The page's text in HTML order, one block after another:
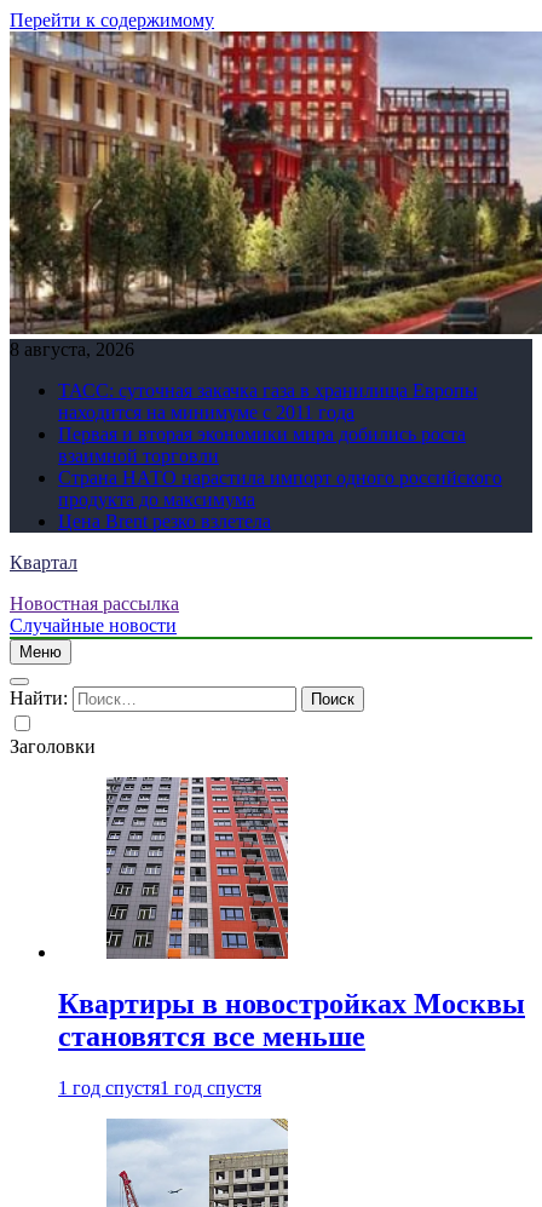
Перейти к содержимому
8 августа, 2026
ТАСС: суточная закачка газа в хранилища Европы
находится на минимуме с 2011 года
Первая и вторая экономики мира добились роста
взаимной торговли
Страна НАТО нарастила импорт одного российского
продукта до максимума
Цена Brent резко взлетела
Квартал
Новостная рассылка
Случайные новости
Меню
Найти:
Заголовки
Квартиры в новостройках Москвы
становятся все меньше
1 год спустя1 год спустя